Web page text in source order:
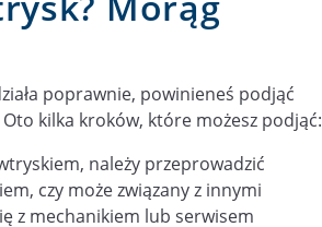
poprawnie, powinieneś podjąć
kilka kroków, które możesz podjąć:
należy przeprowadzić
czy może związany z innymi
z mechanikiem lub serwisem